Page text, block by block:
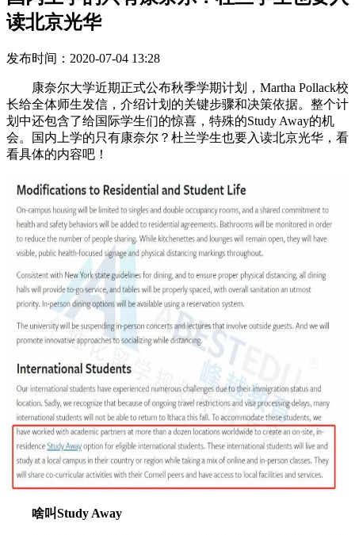
读北京光华
发布时间：2020-07-04 13:28
康奈尔大学近期正式公布秋季学期计划，Martha Pollack校
长给全体师生发信，介绍计划的关键步骤和决策依据。整个计
划中还包含了给国际学生们的惊喜，特殊的Study Away的机
会。国内上学的只有康奈尔？杜兰学生也要入读北京光华，看
看具体的内容吧！
啥叫Study Away